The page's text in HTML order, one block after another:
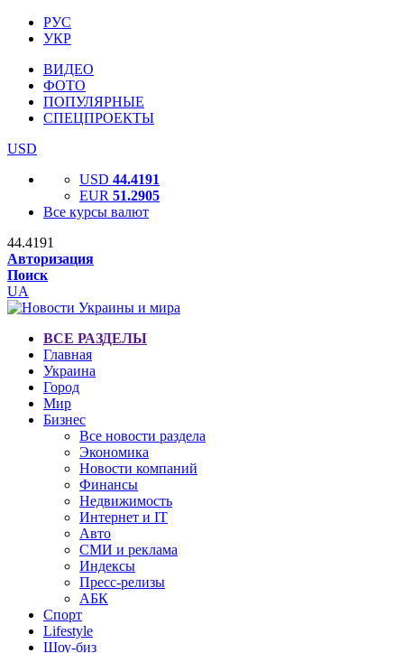
РУС
УКР
ВИДЕО
ФОТО
ПОПУЛЯРНЫЕ
СПЕЦПРОЕКТЫ
USD
USD 44.4191
EUR 51.2905
Все курсы валют
44.4191
Авторизация
Поиск
UA
ВСЕ РАЗДЕЛЫ
Главная
Украина
Город
Мир
Бизнес
Все новости раздела
Экономика
Новости компаний
Финансы
Недвижимость
Интернет и IT
Авто
СМИ и реклама
Индексы
Пресс-релизы
АБК
Спорт
Lifestyle
Шоу-биз